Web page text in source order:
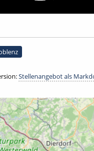
Stellenangebot als